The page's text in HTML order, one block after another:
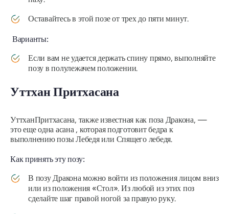
Оставайтесь в этой позе от трех до пяти минут.
Варианты:
Если вам не удается держать спину прямо, выполняйте
позу в полулежачем положении.
Уттхан Притхасана
УттханПритхасана, также известная как поза Дракона, —
это еще одна асана , которая подготовит бедра к
выполнению позы Лебедя или Спящего лебедя.
Как принять эту позу:
В позу Дракона можно войти из положения лицом вниз
или из положения «Стол». Из любой из этих поз
сделайте шаг правой ногой за правую руку.